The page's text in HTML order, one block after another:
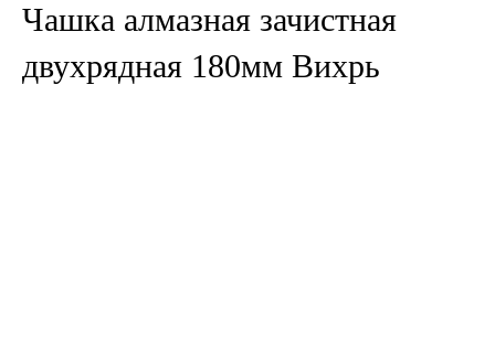
Чашка алмазная зачистная
двухрядная 180мм Вихрь